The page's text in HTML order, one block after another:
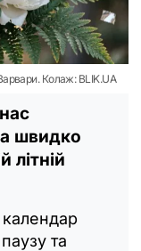
Колаж: BLIK.UA
швидко
літній
календар
та